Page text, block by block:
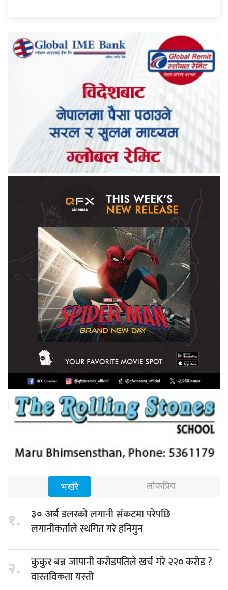
भर्खरै लोकप्रिय
१. ३० अर्बडलरको लगानी संकटमा परेपछि
लगानीकर्ताले स्थगित गरे हनिमुन
२. कुकुर बन्नजापानी करोडपतिले खर्च गरे २२० करोड ?
वास्तविकता यस्तो